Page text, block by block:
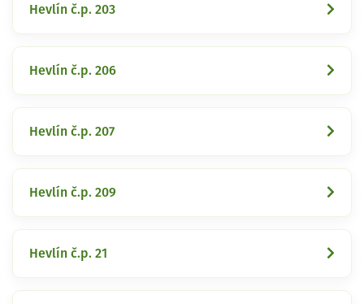
Hevlín č.p. 203
Hevlín č.p. 206
Hevlín č.p. 207
Hevlín č.p. 209
Hevlín č.p. 21